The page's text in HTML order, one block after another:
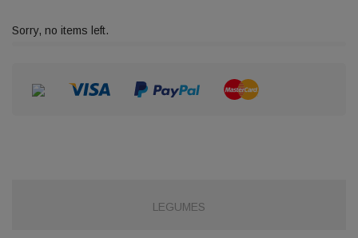
Sorry, no items left.
LEGUMES